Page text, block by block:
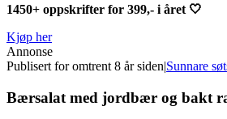
1450+ oppskrifter for 399,- i året 🤍
Kjøp her
Annonse
Publisert for omtrent 8 år siden|Sunnare
Bærsalat med jordbær og bakt